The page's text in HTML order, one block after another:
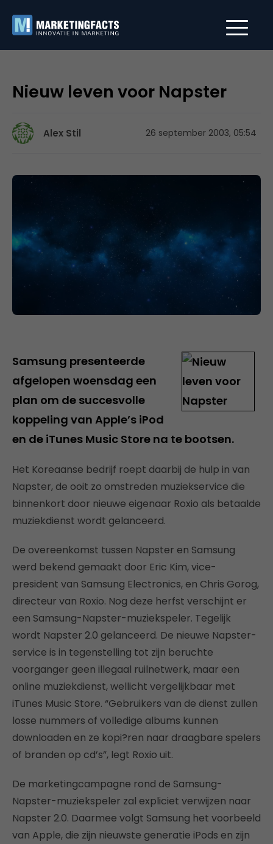
Nieuw leven voor Napster
Alex Stil 26 september 2003, 05:54
Samsung presenteerde
afgelopen woensdag een
plan om de succesvolle
koppeling van Apple’s iPod
en de iTunes Music Store na te bootsen.
Het Koreaanse bedrijf roept daarbij de hulp in van
Napster, de ooit zo omstreden muziekservice die
binnenkort door nieuwe eigenaar Roxio als betaalde
muziekdienst wordt gelanceerd.
De overeenkomst tussen Napster en Samsung
werd bekend gemaakt door Eric Kim, vice-
president van Samsung Electronics, en Chris Gorog,
directeur van Roxio. Nog deze herfst verschijnt er
een Samsung-Napster-muziekspeler. Tegelijk
wordt Napster 2.0 gelanceerd. De nieuwe Napster-
service is in tegenstelling tot zijn beruchte
voorganger geen illegaal ruilnetwerk, maar een
online muziekdienst, wellicht vergelijkbaar met
iTunes Music Store. “Gebruikers van de dienst zullen
losse nummers of volledige albums kunnen
downloaden en ze kopi?ren naar draagbare spelers
of branden op cd’s”, legt Roxio uit.
De marketingcampagne rond de Samsung-
Napster-muziekspeler zal expliciet verwijzen naar
Napster 2.0. Daarmee volgt Samsung het voorbeeld
van Apple, die zijn nieuwste generatie iPods en zijn